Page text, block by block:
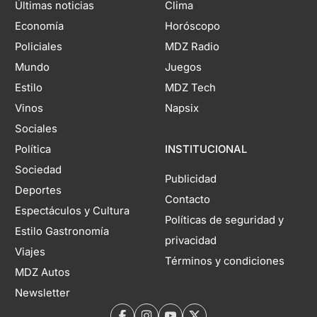
Últimas noticias
Economía
Policiales
Mundo
Estilo
Vinos
Sociales
Política
Sociedad
Deportes
Espectáculos y Cultura
Estilo Gastronomía
Viajes
MDZ Autos
Newsletter
Clima
Horóscopo
MDZ Radio
Juegos
MDZ Tech
Napsix
INSTITUCIONAL
Publicidad
Contacto
Políticas de seguridad y
privacidad
Términos y condiciones